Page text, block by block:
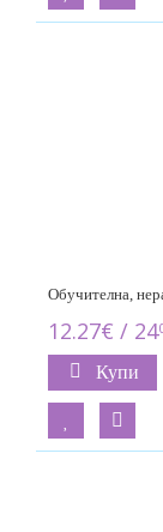
Обучителна,
12.27€ / 24
Купи